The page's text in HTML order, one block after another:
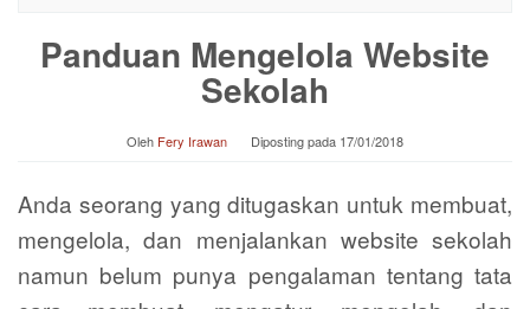
Panduan Mengelola Website
Sekolah
Oleh Fery Irawan Diposting pada 17/01/2018
Anda seorang yang ditugaskan untuk membuat,
mengelola, dan menjalankan website sekolah
namun belum punya pengalaman tentang tata